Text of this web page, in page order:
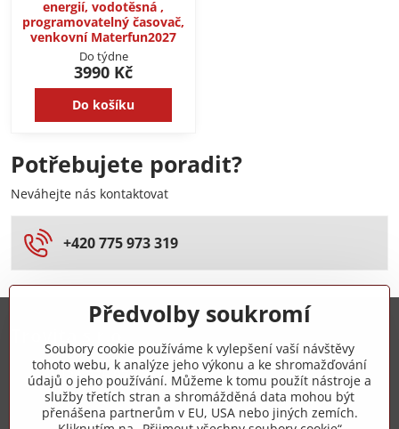
energií, vodotěsná ,
programovatelný časovač,
venkovní Materfun2027
Do týdne
3990 Kč
Do košíku
Potřebujete poradit?
Neváhejte nás kontaktovat
+420 775 973 319
+420 775 973 319
info​@zipzop​.cz
Předvolby soukromí
Soubory cookie používáme k vylepšení vaší návštěvy
tohoto webu, k analýze jeho výkonu a ke shromažďování
údajů o jeho používání. Můžeme k tomu použít nástroje a
služby třetích stran a shromážděná data mohou být
přenášena partnerům v EU, USA nebo jiných zemích.